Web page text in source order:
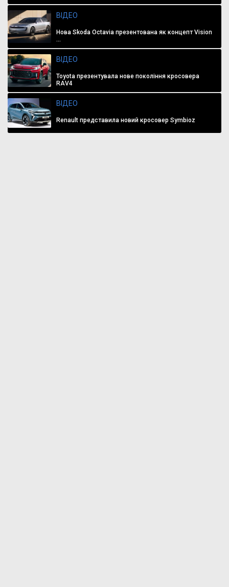
ВІДЕО
Нова Skoda Octavia презентована як концепт Vision
...
ВІДЕО
Toyota презентувала нове покоління кросовера
RAV4
ВІДЕО
Renault представила новий кросовер Symbioz